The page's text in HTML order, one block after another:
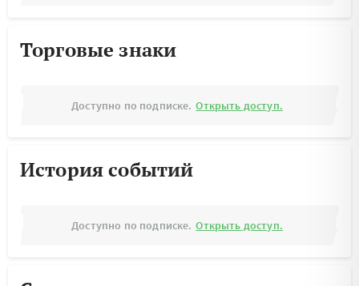
Торговые знаки
Доступно по подписке. Открыть доступ.
История событий
Доступно по подписке. Открыть доступ.